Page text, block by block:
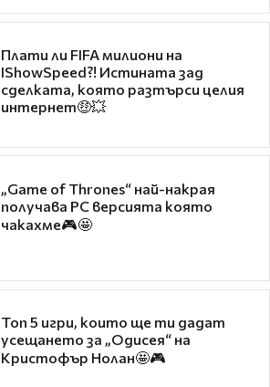
Плати ли FIFA милиони на
IShowSpeed?! Истината зад
сделката, която разтърси целия
интернет🤑💥
„Game of Thrones“ най-накрая
получава PC версията която
чакахме🎮🤩
Топ 5 игри, които ще ти дадат
усещането за „Одисея“ на
Кристофър Нолан🤩🎮